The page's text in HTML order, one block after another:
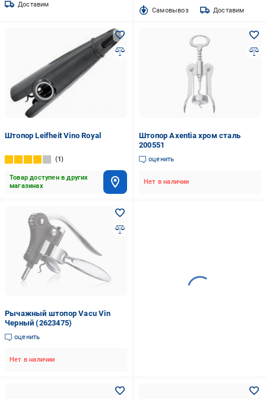
Доставим
Cамовывоз Доставим
Штопор Leifheit Vino Royal
1
Товар доступен в других
магазинах
Штопор Axentia хром сталь
200551
оценить
Нет в наличии
Рычажный штопор Vacu Vin
Черный (2623475)
оценить
Нет в наличии